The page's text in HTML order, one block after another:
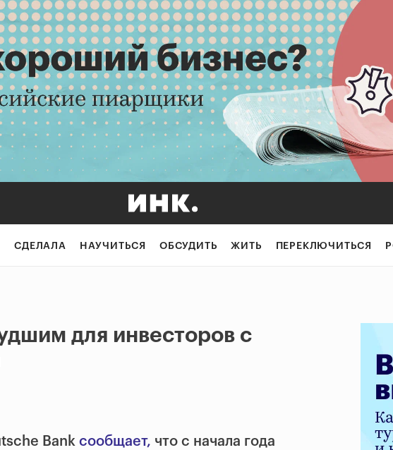
СДЕЛАЛА НАУЧИТЬСЯ ОБСУДИТЬ ЖИТЬ ПЕРЕКЛЮЧИТЬСЯ
для инвесторов с
Bank сообщает, что с начала года